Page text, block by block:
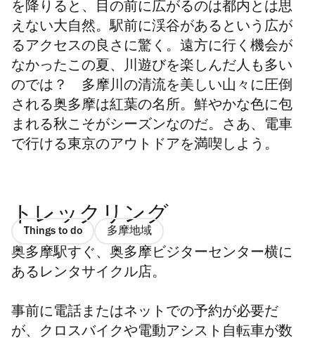
を降りると、目の前に広がるのは都内とは思
えない大自然。駅前に渓谷があるという広が
るアクセスの良さに驚く。遠方に行く機会が
なかったこの夏、川遊びを楽しんだ人も多い
のでは？ 多摩川の清流を美しい山々に圧倒
される奥多摩は紅葉の名所。鮮やかな色に包
まれる秋こそがシーズンなのだ。さあ、電車
で行ける東京のアウトドアを満喫しよう。
トレックリング
Things to do 多摩地域
奥多摩駅すぐ、奥多摩ビジターセンター横に
あるレンタサイクル店。
事前に電話またはネットでの予約が必要だ
が、クロスバイクや電動アシスト自転車が数